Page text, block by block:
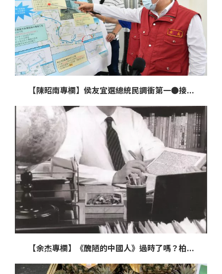
【陳昭南專欄】侯友宜選總統民調衝第一●接...
【余杰專欄】《醜陋的中國人》過時了嗎？柏...